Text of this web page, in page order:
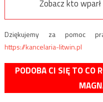
Zobacz kto
Dziękujemy za pomoc
https://kancelaria-litwin.pl
PODOBA CI SIĘ TO CO